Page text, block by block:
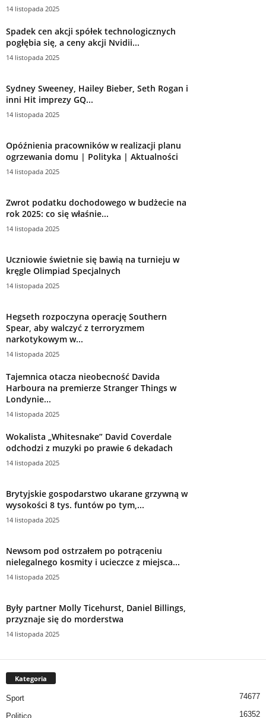
14 listopada 2025
Spadek cen akcji spółek technologicznych
pogłębia się, a ceny akcji Nvidii...
14 listopada 2025
Sydney Sweeney, Hailey Bieber, Seth Rogan i
inni Hit imprezy GQ...
14 listopada 2025
Opóźnienia pracowników w realizacji planu
ogrzewania domu | Polityka | Aktualności
14 listopada 2025
Zwrot podatku dochodowego w budżecie na
rok 2025: co się właśnie...
14 listopada 2025
Uczniowie świetnie się bawią na turnieju w
kręgle Olimpiad Specjalnych
14 listopada 2025
Hegseth rozpoczyna operację Southern
Spear, aby walczyć z terroryzmem
narkotykowym w...
14 listopada 2025
Tajemnica otacza nieobecność Davida
Harboura na premierze Stranger Things w
Londynie...
14 listopada 2025
Wokalista „Whitesnake” David Coverdale
odchodzi z muzyki po prawie 6 dekadach
14 listopada 2025
Brytyjskie gospodarstwo ukarane grzywną w
wysokości 8 tys. funtów po tym,...
14 listopada 2025
Newsom pod ostrzałem po potrąceniu
nielegalnego kosmity i ucieczce z miejsca...
14 listopada 2025
Były partner Molly Ticehurst, Daniel Billings,
przyznaje się do morderstwa
14 listopada 2025
Kategoria
Sport 74677
Politico 16352